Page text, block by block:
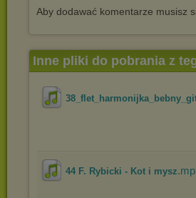
Aby dodawać komentarze musisz
Inne pliki do pobrania z
44 F. Rybicki - Kot i mysz